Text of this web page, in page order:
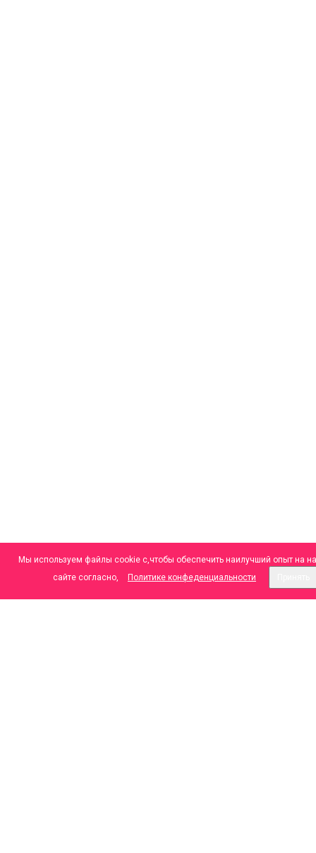
Мы используем файлы cookie с,чтобы обеспечить наилучший опыт на
сайте согласно,
Политике конфеденциальности